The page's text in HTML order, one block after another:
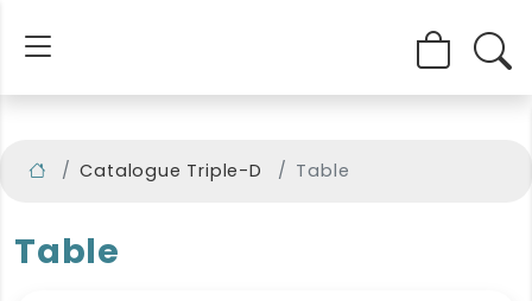
Catalogue Triple-D Table
Table